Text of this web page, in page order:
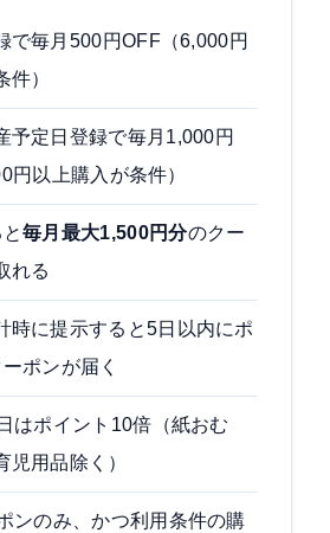
で毎月500円OFF（6,000円
件）
予定日登録で毎月1,000円
円以上購入が条件）
毎月最大1,500円分のクー
れる
時に提示すると5日以内にポ
ポンが届く
はポイント10倍（紙おむ
児用品除く）
ンのみ、かつ利用条件の購